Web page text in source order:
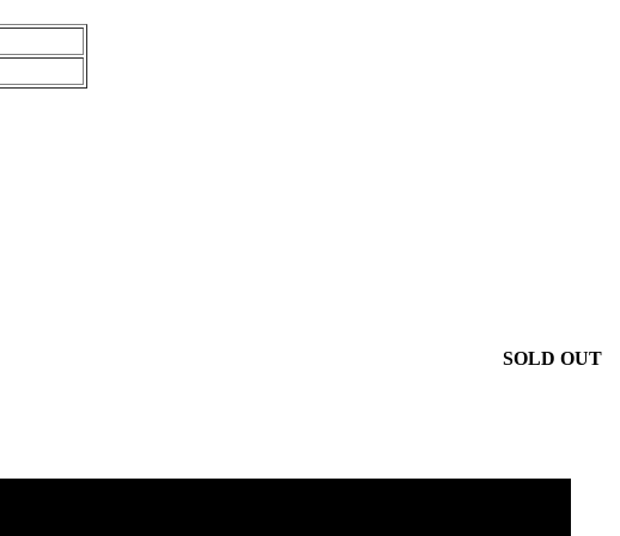
SOLD OUT